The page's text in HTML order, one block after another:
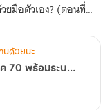
ยมือตัวเอง? (ตอนที่
นด้วยนะ
[จบ] แพทย์สาวในวันสิ้นโลก ทะลุมิติมายุค 70 พร้อมระบบมิติพิเศษ